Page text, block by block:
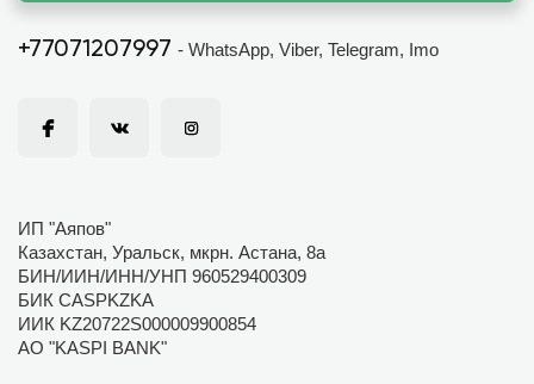
+77071207997 - WhatsApp, Viber, Telegram, Imo
ИП "Аяпов"
Казахстан, Уральск, мкрн. Астана, 8а
БИН/ИИН/ИНН/УНП 960529400309
БИК CASPKZKA
ИИК KZ20722S000009900854
АО "KASPI BANK"